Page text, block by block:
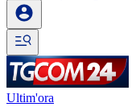
Ultim'ora